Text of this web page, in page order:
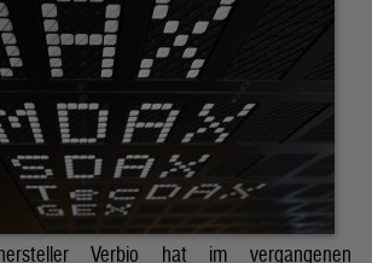
Verbio hat im vergangenen